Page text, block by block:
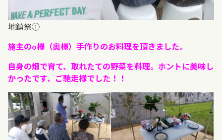
地鎮祭①
施主のo様（奥様）手作りのお料理を頂きました。
自身の畑で育て、取れたての野菜を料理。ホントに美味し
かったです、ご馳走様でした！！